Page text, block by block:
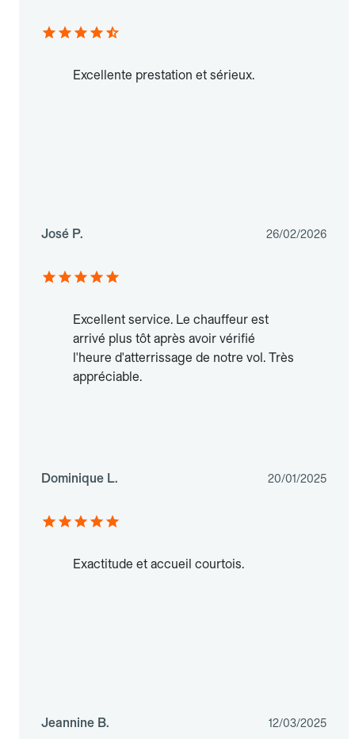
Excellente prestation et sérieux.
José P. 26/02/2026
Excellent service. Le chauffeur est
arrivé plus tôt après avoir vérifié
l'heure d'atterrissage de notre vol. Très
appréciable.
Dominique L. 20/01/2025
Exactitude et accueil courtois.
Jeannine B. 12/03/2025